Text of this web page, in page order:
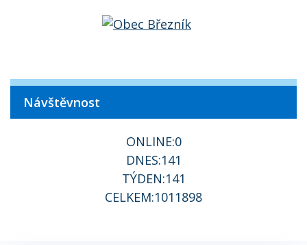
Návštěvnost
ONLINE:0
DNES:141
TÝDEN:141
CELKEM:1011898